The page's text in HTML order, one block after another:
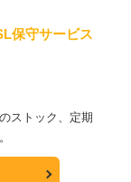
保守サービス
ストック、定期